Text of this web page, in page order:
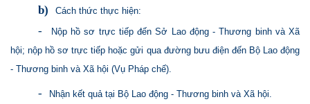
b) Cách thức thực hiện:
-
Nộp hồ sơ trực tiếp đến Sở Lao động - Thương binh và Xã
hội; nộp hồ sơ trực tiếp hoặc gửi qua đường bưu điện đến Bộ Lao động
- Thương binh và Xã hội (Vụ Pháp chế).
- Nhận kết quả tại Bộ Lao động - Thương binh và Xã hội.